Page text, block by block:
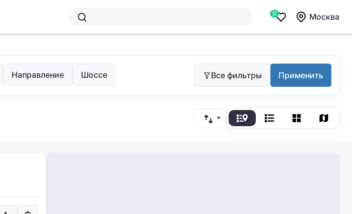
0 Москва
Направление Шоссе Все фильтры Применить